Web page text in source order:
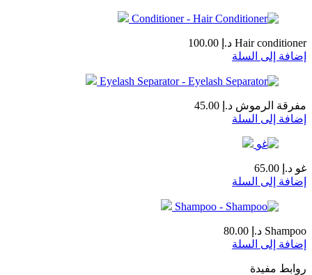
Hair conditioner د.إ
إضافة إلى السلة
مفرقة الرموش د.إ
إضافة إلى السلة
غو د.إ
إضافة إلى السلة
Shampoo د.إ
إضافة إلى السلة
روابط مفيدة